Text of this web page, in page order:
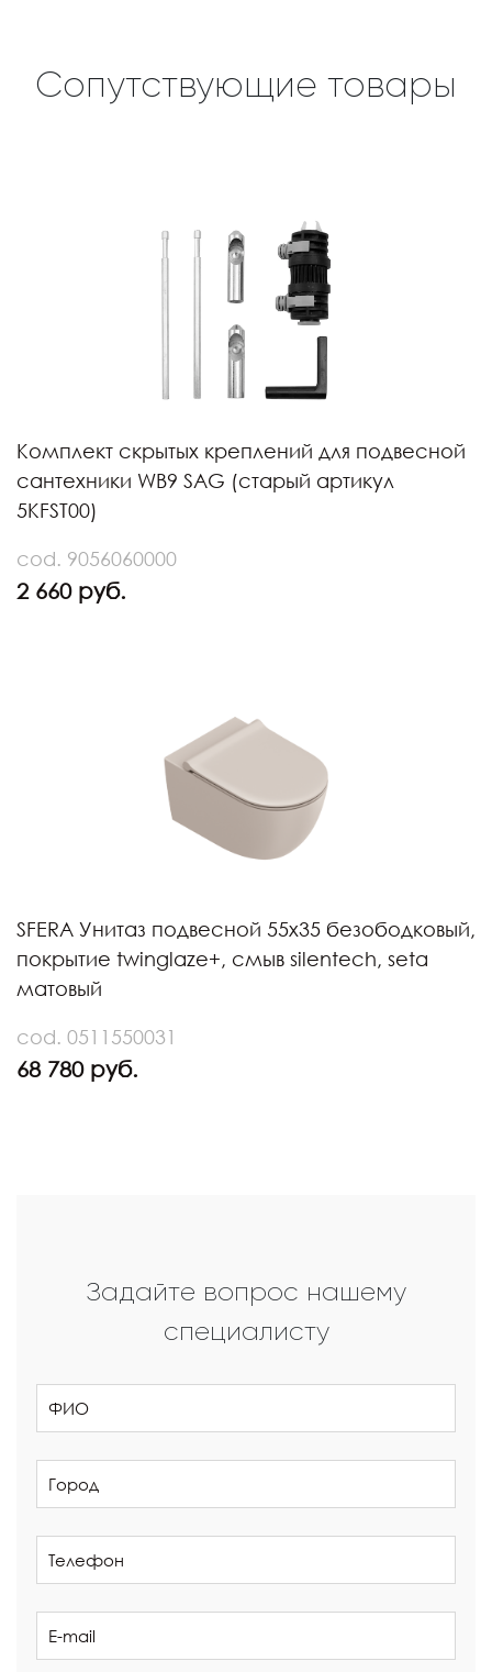
Сопутствующие товары
Комплект скрытых креплений для подвесной
сантехники WB9 SAG (старый артикул
5KFST00)
cod. 9056060000
2 660 руб.
SFERA Унитаз подвесной 55х35 безободковый,
покрытие twinglaze+, смыв silentech, seta
матовый
cod. 0511550031
68 780 руб.
Задайте вопрос нашему
специалисту